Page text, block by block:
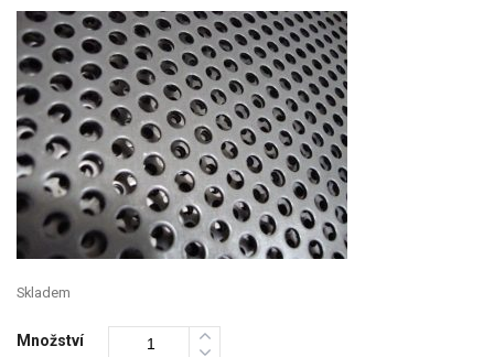
Skladem
Množství